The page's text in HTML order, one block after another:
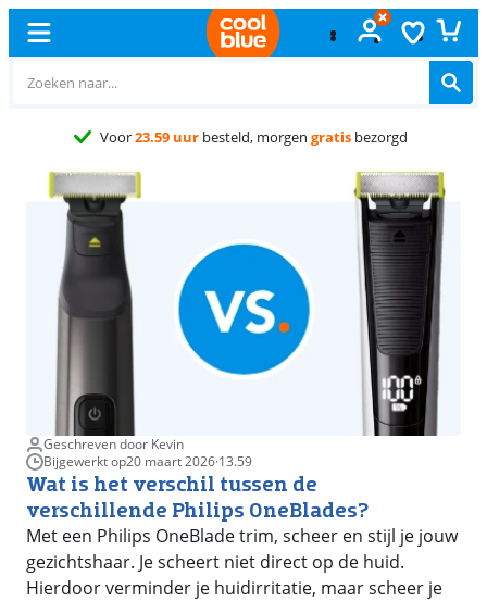
Gratisruilen
Geschreven door Kevin
Bijgewerkt op20 maart 2026·13.59
Wat is het verschil tussen de
verschillende Philips OneBlades?
Met een Philips OneBlade trim, scheer en stijl je jouw
gezichtshaar. Je scheert niet direct op de huid.
Hierdoor verminder je huidirritatie, maar scheer je